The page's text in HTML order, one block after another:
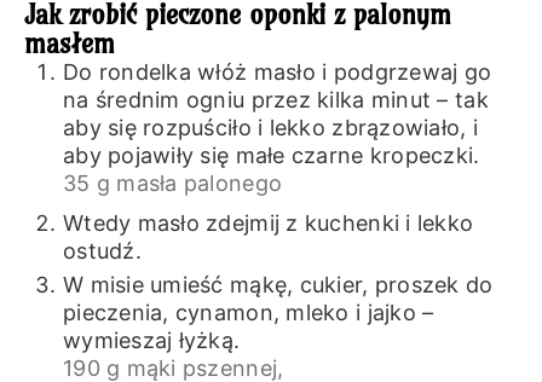
Jak zrobić pieczone oponki z palonym
masłem
Do rondelka włóż masło i podgrzewaj go
na średnim ogniu przez kilka minut – tak
aby się rozpuściło i lekko zbrązowiało, i
aby pojawiły się małe czarne kropeczki.
35 g masła palonego
Wtedy masło zdejmij z kuchenki i lekko
ostudź.
W misie umieść mąkę, cukier, proszek do
pieczenia, cynamon, mleko i jajko –
wymieszaj łyżką.
190 g mąki pszennej,